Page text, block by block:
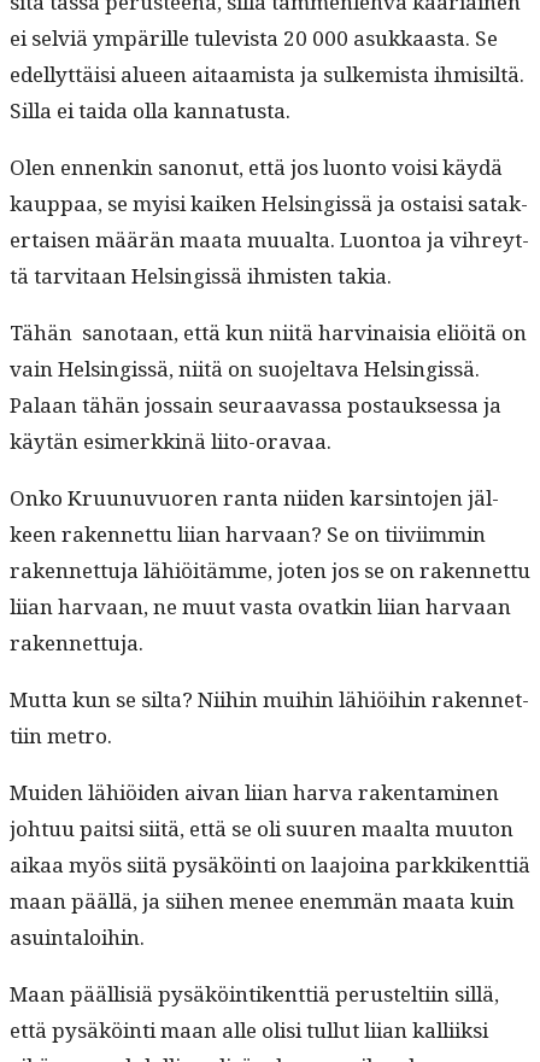
ei selviä ympärille tule­vista 20 000 asukkaas­ta. Se
edel­lyt­täisi alueen aitaamista ja sulkemista ihmisiltä.
Sil­la ei tai­da olla kannatusta.
Olen ennenkin sanonut, että jos luon­to voisi käy­dä
kaup­paa, se myisi kaiken Helsingis­sä ja ostaisi satak­
er­taisen määrän maa­ta muual­ta. Luon­toa ja vihreyt­
tä tarvi­taan Helsingis­sä ihmis­ten takia.
Tähän san­o­taan, että kun niitä harv­inaisia eliöitä on
vain Helsingis­sä, niitä on suo­jelta­va Helsingis­sä.
Palaan tähän jos­sain seu­raavas­sa postauk­ses­sa ja
käytän esimerkkinä liito-oravaa.
Onko Kru­unuvuoren ranta niiden karsin­to­jen jäl­
keen raken­net­tu liian har­vaan? Se on tiivi­im­min
raken­net­tu­ja lähiöitämme, joten jos se on raken­net­tu
liian har­vaan, ne muut vas­ta ovatkin liian har­vaan
rakennettuja.
Mut­ta kun se sil­ta? Niihin mui­hin lähiöi­hin raken­net­
ti­in metro.
Muiden lähiöi­den aivan liian har­va rak­en­t­a­mi­nen
johtuu pait­si siitä, että se oli suuren maal­ta muu­ton
aikaa myös siitä pysäköin­ti on laa­joina parkkikent­tiä
maan pääl­lä, ja siihen menee enem­män maa­ta kuin
asuintaloihin.
Maan pääl­lisiä pysäköin­tikent­tiä perustelti­in sil­lä,
että pysäköin­ti maan alle olisi tul­lut liian kalli­ik­si